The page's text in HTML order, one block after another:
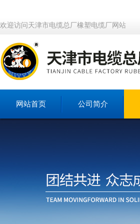
欢迎访问天津市电缆总厂橡塑电缆厂网站
网站首页 公司简介